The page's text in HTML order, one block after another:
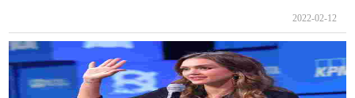
2022-02-12